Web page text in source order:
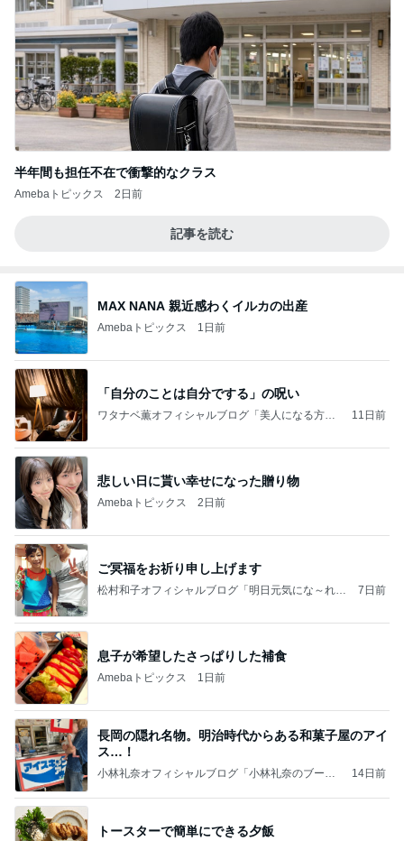
半年間も担任不在で衝撃的なクラス
Amebaトピックス 2日前
記事を読む
MAX NANA 親近感わくイルカの出産
Amebaトピックス 1日前
「自分のことは自分でする」の呪い
ワタナベ薫オフィシャルブログ「美人になる方
11日前
悲しい日に貰い幸せになった贈り物
Amebaトピックス 2日前
ご冥福をお祈り申し上げます
松村和子オフィシャルブログ「明日元気にな～れ」
7日前
息子が希望したさっぱりした補食
Amebaトピックス 1日前
長岡の隠れ名物。明治時代からある和菓子屋のアイ
ス…！
小林礼奈オフィシャルブログ「小林礼奈のブーブ
14日前
トースターで簡単にできる夕飯